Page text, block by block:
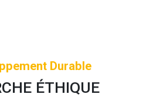
Durable
ÉTHIQUE